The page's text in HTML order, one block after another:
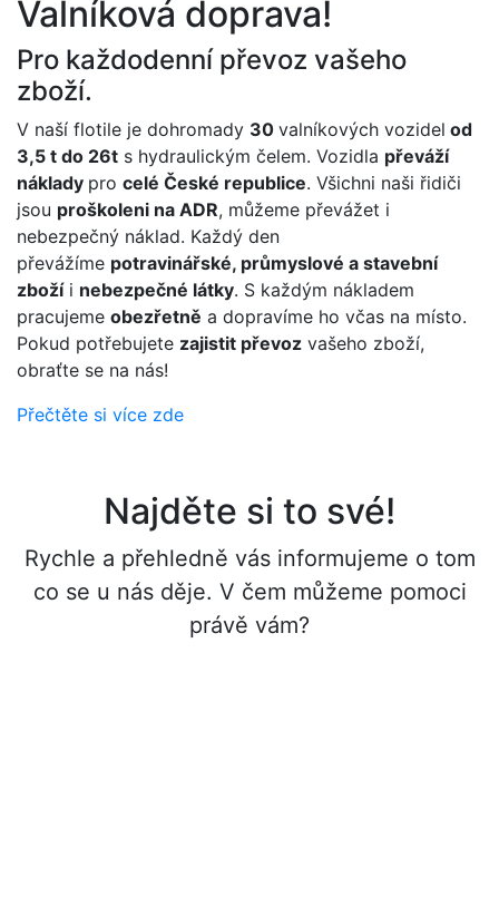
Valníková doprava!
Pro každodenní převoz vašeho
zboží.
V naší flotile je dohromady 30 valníkových vozidel od
3,5 t do 26t s hydraulickým čelem. Vozidla převáží
náklady pro celé České republice. Všichni naši řidiči
jsou proškoleni na ADR, můžeme převážet i
nebezpečný náklad. Každý den
převážíme potravinářské, průmyslové a stavební
zbožíi nebezpečné látky. S každým nákladem
pracujeme obezřetně a dopravíme ho včas na místo.
Pokud potřebujete zajistit převoz vašeho zboží,
obraťte se na nás!
Přečtěte si více zde
Najděte si to své!
Rychle a přehledně vás informujeme o tom
co se u nás děje. V čem můžeme pomoci
právě vám?